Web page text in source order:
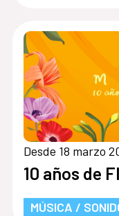
Desde 18 marzo
10 años de
MÚSICA /